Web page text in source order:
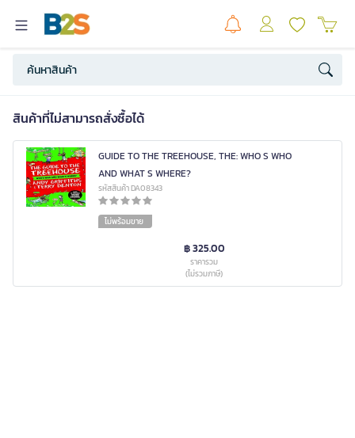
สินค้าที่ไม่สามารถสั่งซื้อได้
GUIDE TO THE TREEHOUSE, THE: WHO S WHO
AND WHAT S WHERE?
รหัสสินค้า DA08343
ไม่พร้อมขาย
฿ 325.00
ราคารวม
(ไม่รวมภาษี)